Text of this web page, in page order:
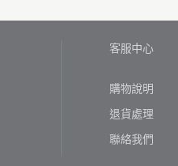
客服中心
購物說明
退貨處理
聯絡我們